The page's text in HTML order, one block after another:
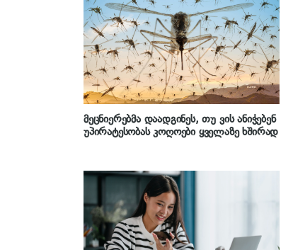
მეცნიერებმა დაადგინეს, თუ ვის ანიჭებენ
უპირატესობას კოღოები ყველაზე ხშირად